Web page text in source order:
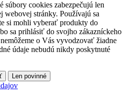
súbory cookies zabezpečujú len
webovej stránky. Používajú sa
si mohli vyberať produkty do
sa prihlásiť do svojho zákazníckeho
o Vás vyvodzovať žiadne
údaje nebudú nikdy poskytnuté
Len povinné